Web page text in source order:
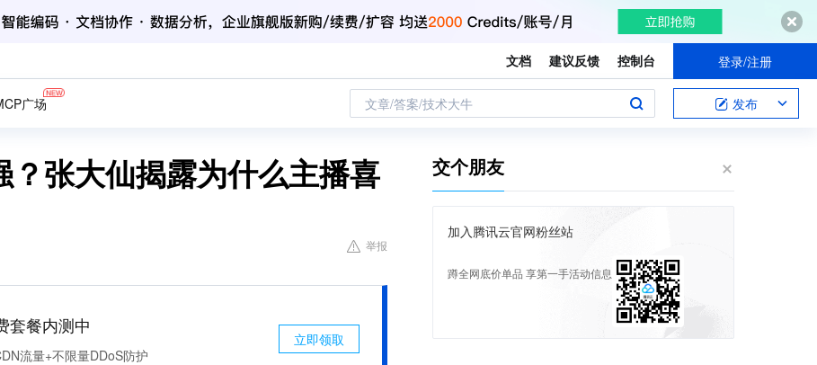
文档 建议反馈 控制台 登录/注册
广场 文章/答案/技术大牛 发布
张大仙揭露为什么主播喜
举报
套餐内测中
流量+不限量DDoS防护
立即领取
交个朋友
加入腾讯云官网粉丝站
蹲全网底价单品 享第一手活动信息